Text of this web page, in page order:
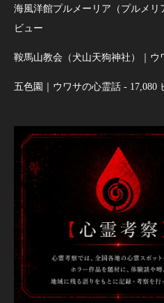
海風洋館プルメーリア（プルメリ
ビュー
鞍馬山教会（犬山天狗神社）｜ウ
五色園｜ウワサの心霊話 - 17,080